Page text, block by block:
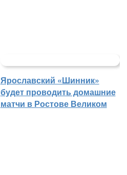
Ярославский «Шинник»
будет проводить домашние
матчи в Ростове Великом